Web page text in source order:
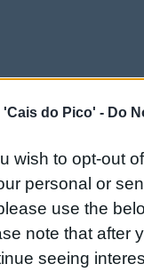
'Cais do Pico' - Do
wish to opt-out
personal or
use the
note that after
seeing